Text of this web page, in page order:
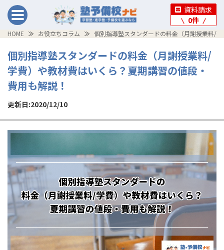
資料請求
0件
HOME お役立ちコラム 個別指導塾スタンダードの料金（月謝授業料/
個別指導塾スタンダードの料金（月謝授業料/
学費）や教材費はいくら？夏期講習の値段・
費用も解説！
更新日:2020/12/10